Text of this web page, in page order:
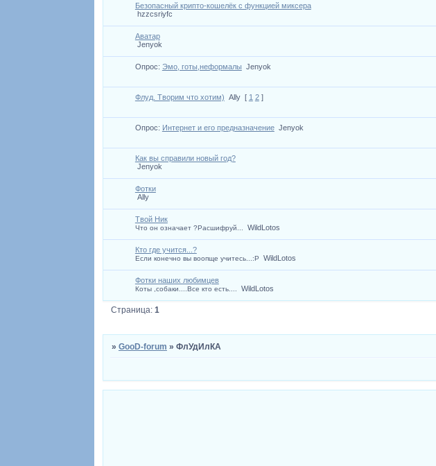
Безопасный крипто-кошелёк с функцией миксера
hzzcsriyfc
Аватар
Jenyok
Опрос: Эмо, готы,неформалы Jenyok
Флуд. Творим что хотим) Ally [ 1 2 ]
Опрос: Интернет и его предназначение Jenyok
Как вы справили новый год?
Jenyok
Фотки
Ally
Твой Ник
Что он означает ?Расшифруй... WildLotos
Кто где учится...?
Если конечно вы воопще учитесь...:P WildLotos
Фотки наших любимцев
Коты ,собаки....Все кто есть.... WildLotos
Страница: 1
» GooD-forum » ФлУдИлКА